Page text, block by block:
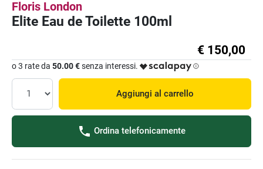
Floris London
Elite Eau de Toilette 100ml
€ 150,00
o 3 rate da 50.00 €senza interessi.
Aggiungi al carrello
Ordina telefonicamente